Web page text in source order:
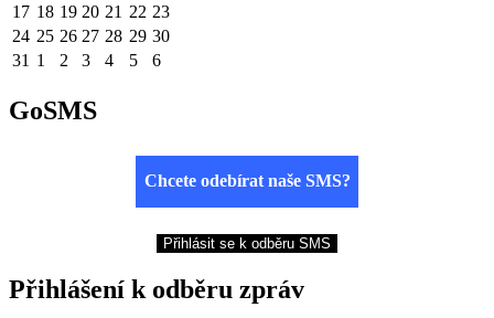
17 18 19 20 21 22 23
24 25 26 27 28 29 30
31 1 2 3 4 5 6
GoSMS
Chcete odebírat naše SMS?
Přihlásit se k odběru SMS
Přihlášení k odběru zpráv